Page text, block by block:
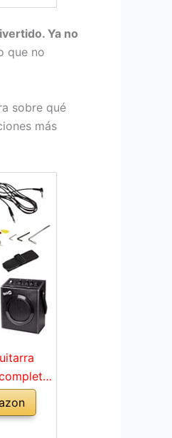
Ya no
que no
sobre qué
más
vatios,
de
plomo